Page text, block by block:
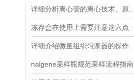
冻存盒在使用上需要注意这六点
nalgene采样瓶规范采样流程指南